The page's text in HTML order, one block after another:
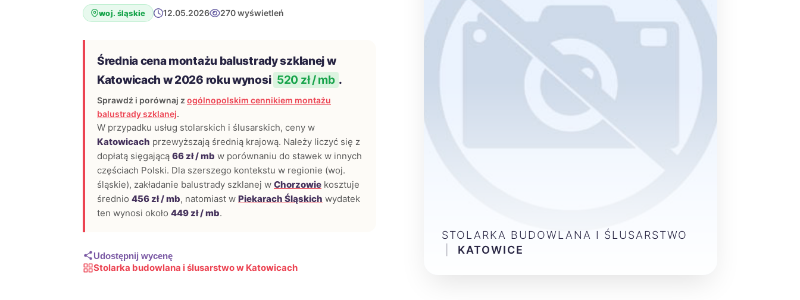
woj. śląskie 12.05.2026 270 wyświetleń
Średnia cena montażu balustrady szklanej w
Katowicach w 2026 roku wynosi 520 zł / mb .
Sprawdź i porównaj z ogólnopolskim cennikiem montażu
balustrady szklanej.
W przypadku usług stolarskich i ślusarskich, ceny w
Katowicach przewyższają średnią krajową. Należy liczyć się z
dopłatą sięgającą 66 zł / mb w porównaniu do stawek w innych
częściach Polski. Dla szerszego kontekstu w regionie (woj.
śląskie), zakładanie balustrady szklanej w Chorzowie kosztuje
średnio 456 zł / mb, natomiast w Piekarach Śląskich wydatek
ten wynosi około 449 zł / mb.
Udostępnij wycenę
Stolarka budowlana i ślusarstwo w Katowicach
STOLARKA BUDOWLANA I ŚLUSARSTWO
KATOWICE